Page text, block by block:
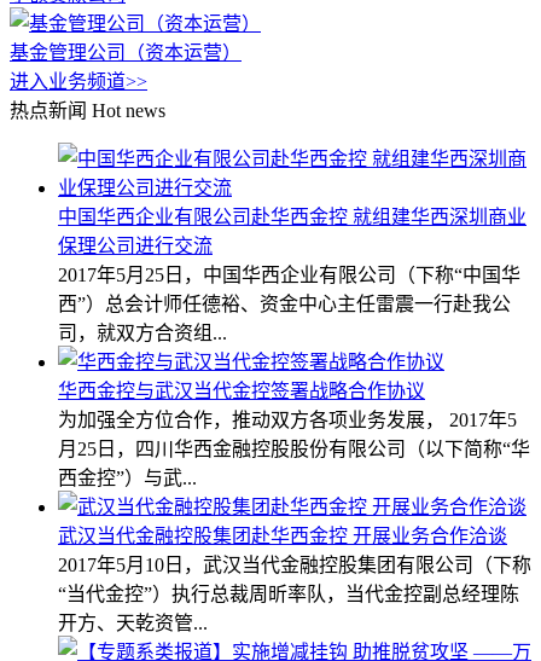
基金管理公司（资本运营）
进入业务频道>>
热点新闻 Hot news
中国华西企业有限公司赴华西金控 就组建华西深圳商业
保理公司进行交流
2017年5月25日，中国华西企业有限公司（下称“中国华
西”）总会计师任德裕、资金中心主任雷震一行赴我公
司，就双方合资组...
华西金控与武汉当代金控签署战略合作协议
为加强全方位合作，推动双方各项业务发展， 2017年5
月25日，四川华西金融控股股份有限公司（以下简称“华
西金控”）与武...
武汉当代金融控股集团赴华西金控 开展业务合作洽谈
2017年5月10日，武汉当代金融控股集团有限公司（下称
“当代金控”）执行总裁周昕率队，当代金控副总经理陈
开方、天乾资管...